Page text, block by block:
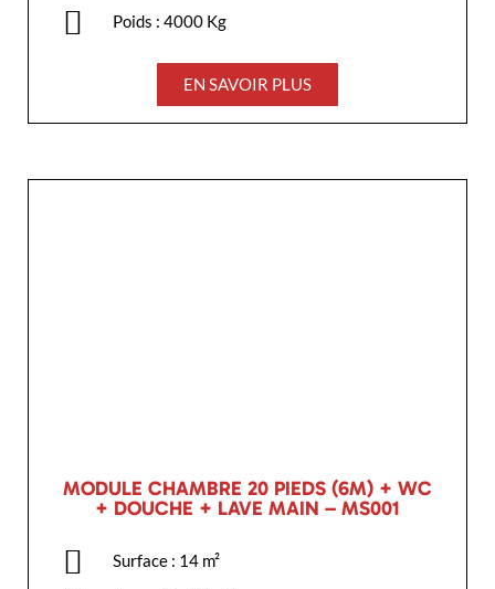
Poids : 4000 Kg
EN SAVOIR PLUS
MODULE CHAMBRE 20 PIEDS (6M) + WC
+ DOUCHE + LAVE MAIN – MS001
Surface : 14 m²